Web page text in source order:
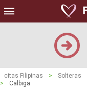
citas Filipinas > Solteras
>
Calbiga